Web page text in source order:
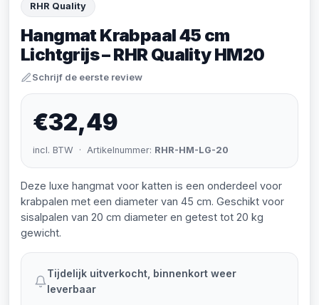
RHR Quality
Hangmat Krabpaal 45 cm
Lichtgrijs – RHR Quality HM20
Schrijf de eerste review
€32,49
incl. BTW · Artikelnummer: RHR-HM-LG-20
Deze luxe hangmat voor katten is een onderdeel voor
krabpalen met een diameter van 45 cm. Geschikt voor
sisalpalen van 20 cm diameter en getest tot 20 kg
gewicht.
Tijdelijk uitverkocht, binnenkort weer
leverbaar